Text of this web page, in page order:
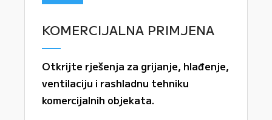
KOMERCIJALNA PRIMJENA
Otkrijte rješenja za grijanje, hlađenje,
ventilaciju i rashladnu tehniku
komercijalnih objekata.